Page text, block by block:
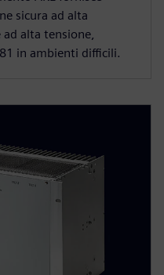
sicura ad alta
alta tensione,
in ambienti difficili.